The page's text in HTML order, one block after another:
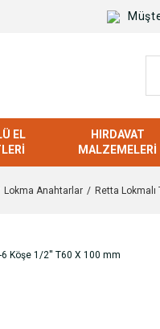
EL
HIRDAVAT
MALZEMELERI
Lokma Anahtarlar Retta